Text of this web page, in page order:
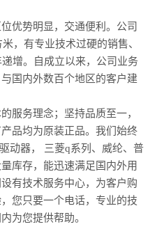
优势明显，交通便利。公司
，有专业技术过硬的销售、
增。自成立以来，公司业务
国内外数百个地区的客户建
服务理念；坚持品质至一，
品均为原装正品。我们始终
动器， 三菱q系列、威纶、普
库存，能迅速满足国内外用
有技术服务中心，为客户购
您只要一个电话，专业的技
为您提供帮助。